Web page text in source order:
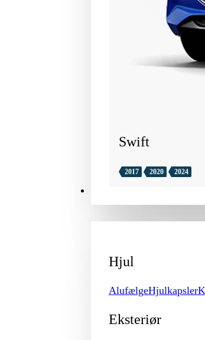
Swift
2017 2020 2024
Hjul
AlufælgeHjulkapsler
Eksteriør